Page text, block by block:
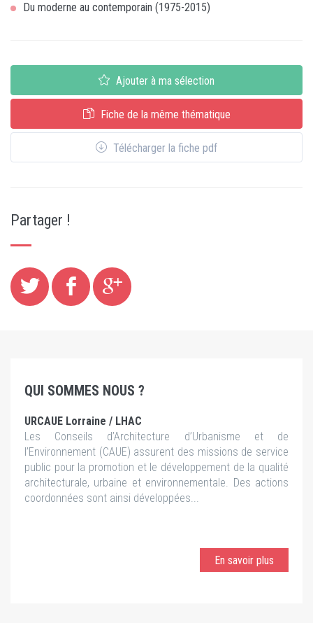
Du moderne au contemporain (1975-2015)
Ajouter à ma sélection
Fiche de la même thématique
Télécharger la fiche pdf
Partager !
QUI SOMMES NOUS ?
URCAUE Lorraine / LHAC
Les Conseils d’Architecture d’Urbanisme et de
l’Environnement (CAUE) assurent des missions de service
public pour la promotion et le développement de la qualité
architecturale, urbaine et environnementale. Des actions
coordonnées sont ainsi développées...
En savoir plus